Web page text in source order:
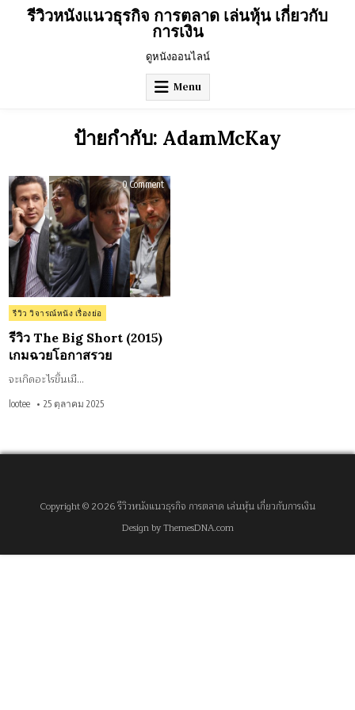
รีวิวหนังแนวธุรกิจ การตลาด เล่นหุ้น เกี่ยวกับ
การเงิน
ดูหนังออนไลน์
Menu
ป้ายกำกับ: AdamMcKay
0 Commenton
รีวิว
The
Big
Short
(2015)
เกม
ฉวย
โอกาส
รวย
Posted
in
รีวิว วิจารณ์หนัง เรื่องย่อ
รีวิว The Big Short (2015)
เกมฉวยโอกาสรวย
จะเกิดอะไรขึ้นเมื…
lootee 25 ตุลาคม 2025
Copyright © 2026 รีวิวหนังแนวธุรกิจ การตลาด เล่นหุ้น เกี่ยวกับการเงิน
Design by ThemesDNA.com